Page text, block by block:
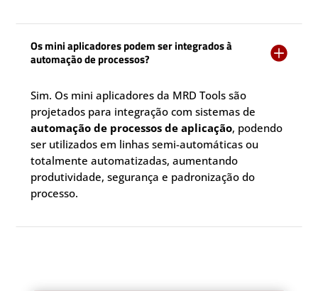
Os mini aplicadores podem ser integrados à
automação de processos?

Sim. Os mini aplicadores da MRD Tools são
projetados para integração com sistemas de
automação de processos de aplicação, podendo
ser utilizados em linhas semi-automáticas ou
totalmente automatizadas, aumentando
produtividade, segurança e padronização do
processo.